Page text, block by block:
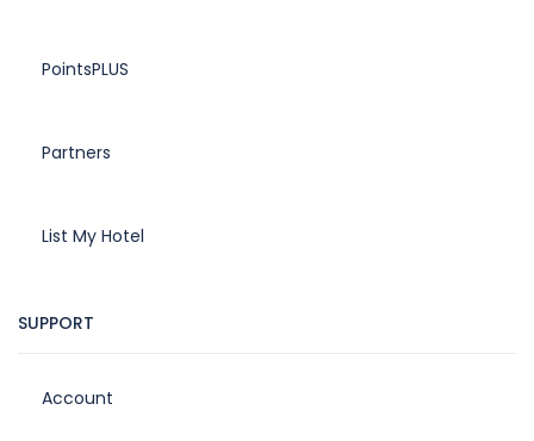
PointsPLUS
Partners
List My Hotel
SUPPORT
Account